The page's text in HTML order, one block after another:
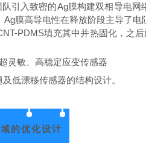
引入致密的Ag膜构建双相导电
膜高导电性在释放阶段主导了
PDMS填充其中并热固化，之
低漂移传感器的结构设计。
的优化设计